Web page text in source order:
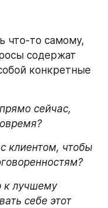
что-то самому,
содержат
конкретные
прямо сейчас,
клиентом, чтобы
к лучшему
себе этот